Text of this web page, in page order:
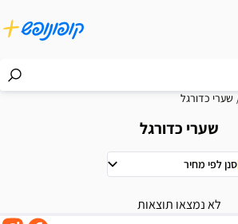
שערי כדורגל
שערי כדורגל
סנן לפי מחיר
לא נמצאו תוצאות